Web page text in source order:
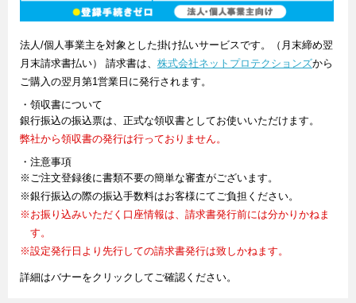
法人/個人事業主を対象とした掛け払いサービスです。（月末締め翌
月末請求書払い） 請求書は、 株式会社ネットプロテクションズから
ご購入の翌月第1営業日に発行されます。
・領収書について
銀行振込の振込票は、正式な領収書としてお使いいただけます。
弊社から領収書の発行は行っておりません。
・注意事項
※ご注文登録後に書類不要の簡単な審査がございます。
※銀行振込の際の振込手数料はお客様にてご負担ください。
※お振り込みいただく口座情報は、請求書発行前には分かりかねま
す。
※設定発行日より先行しての請求書発行は致しかねます。
詳細はバナーをクリックしてご確認ください。